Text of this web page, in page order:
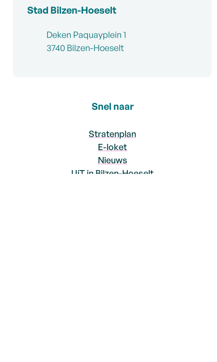
Stad Bilzen-Hoeselt
AdresDeken Paquayplein 1
,3740 Bilzen-Hoeselt
Snel naar
Stratenplan
E-loket
Nieuws
UiT in Bilzen-Hoeselt